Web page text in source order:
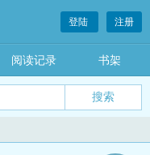
登陆 注册
阅读记录 书架